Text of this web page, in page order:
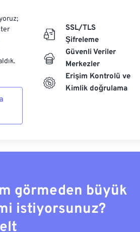
SSL/TLS
Şifreleme
Güvenli Veriler
Merkezler
Erişim Kontrolü ve
Kimlik doğrulama
görmeden büyük
istiyorsunuz?